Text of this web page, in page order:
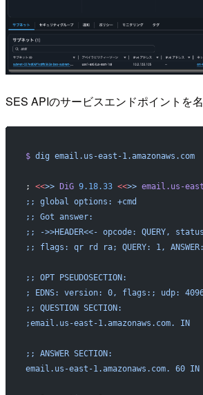
SES APIのサービスエンドポイントを名
$ dig email.us-east-1.amazonaws.com
; <<>> DiG 9.18.33 <<>> email.us-east-
;; global options: +cmd
;; Got answer:
;; ->>HEADER<<- opcode: QUERY,
;; flags: qr rd ra; QUERY: 1, ANSWER:
;; OPT PSEUDOSECTION:
; EDNS: version: 0, flags:; udp:
;; QUESTION SECTION:
;email.us-east-1.amazonaws.com. IN
;; ANSWER SECTION:
email.us-east-1.amazonaws.com.